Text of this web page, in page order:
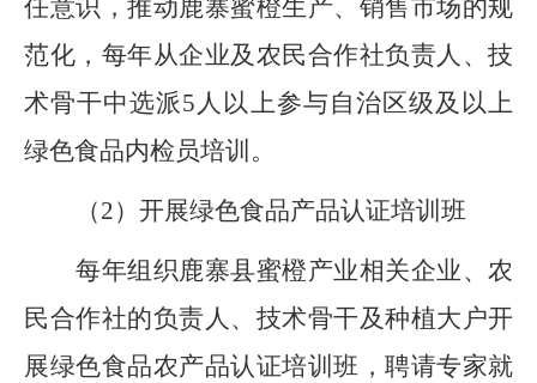
任意识，推动鹿寨蜜橙生产、销售市场的规
范化 ， 每年从企业及农民合作社负责人、技
术骨干中选派5 人以上参与自治区级及以上
绿色食品内检员培训。
（2）开展绿色食品产品认证培训班
每年组织鹿寨县蜜橙产业相关企业、农
民合作社的负责人、技术骨干及种植大户开
展绿色食品农产品认证培训班，聘请专家就